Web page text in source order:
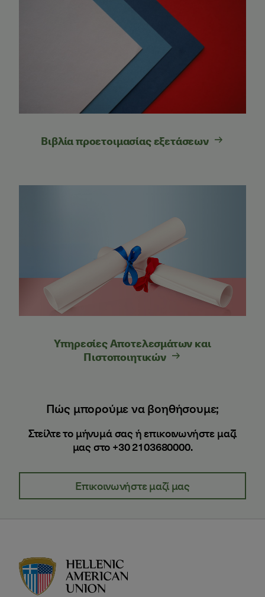
Βιβλία προετοιμασίας εξετάσεων
Υπηρεσίες Αποτελεσμάτων και
Πιστοποιητικών
Πώς μπορούμε να βοηθήσουμε;
Στείλτε το μήνυμά σας ή επικοινωνήστε μαζί
μας στο +30 2103680000.
Επικοινωνήστε μαζί μας